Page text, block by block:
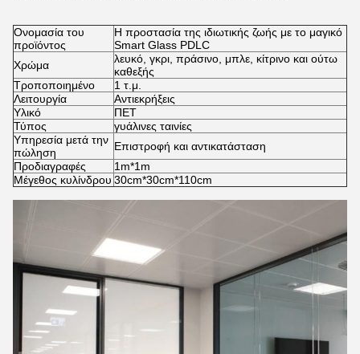
Ονομασία του
προϊόντος
Η προστασία της ιδιωτικής ζωής με το μαγικό
Smart Glass PDLC
Χρώμα
λευκό, γκρι, πράσινο, μπλε, κίτρινο και ούτω
καθεξής
Τροποποιημένο
1 τ.μ.
Λειτουργία
Αντιεκρήξεις
Υλικό
ΠΕΤ
Τύπος
γυάλινες ταινίες
Υπηρεσία μετά την
πώληση
Επιστροφή και αντικατάσταση
Προδιαγραφές
1m*1m
Μέγεθος κυλίνδρου 30cm*30cm*110cm